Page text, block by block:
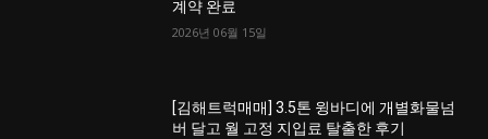
계약 완료
2026년 06월 15일
[김해트럭매매] 3.5톤 윙바디에 개별화물넘
버 달고 월 고정 지입료 탈출한 후기